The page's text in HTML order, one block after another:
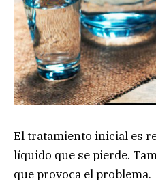
El tratamiento inicial es
líquido que se pierde.
que provoca el problema.